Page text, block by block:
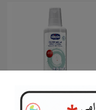
مایع استریل چیکو 1لیتری...